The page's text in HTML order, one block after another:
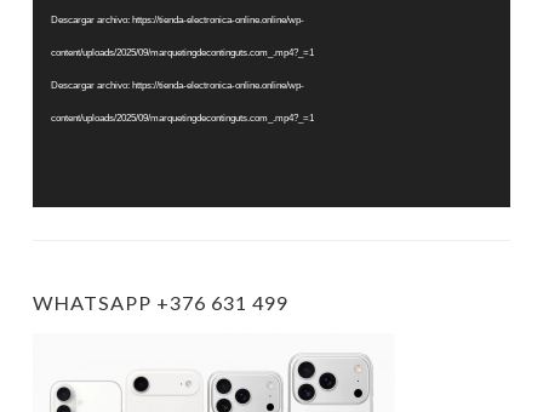
vídeoDescargar archivo: https://tienda-electronica-online.online/wp-
content/uploads/2025/09/marquetingdecontinguts.com_.mp4?_=1
Descargar archivo: https://tienda-electronica-online.online/wp-
content/uploads/2025/09/marquetingdecontinguts.com_.mp4?_=1
WHATSAPP +376 631 499